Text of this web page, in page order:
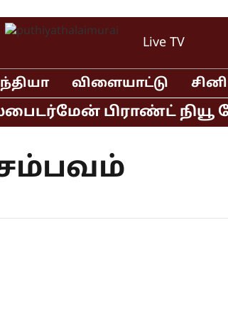
Live TV
விளையாட்டு
பிராண்ட் நியூ
சம்பவம்